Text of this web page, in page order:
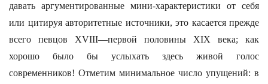
давать аргументированные мини-характеристики от себя
или цитируя авторитетные источники, это касается прежде
всего певцов XVIII—первой половины XIX века; как
хорошо было бы услыхать здесь живой голос
современников! Отметим минимальное число упущений: в